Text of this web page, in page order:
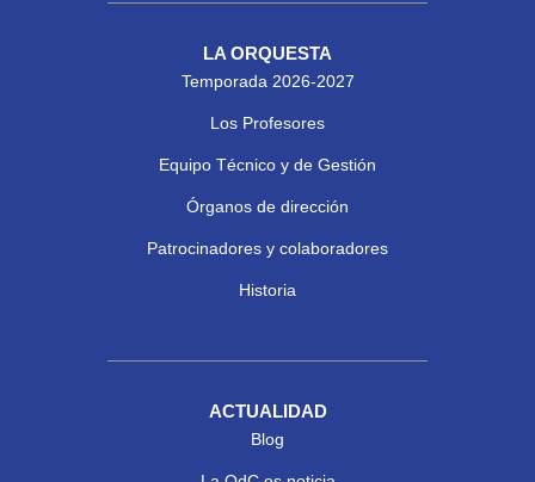
LA ORQUESTA
Temporada 2026-2027
Los Profesores
Equipo Técnico y de Gestión
Órganos de dirección
Patrocinadores y colaboradores
Historia
ACTUALIDAD
Blog